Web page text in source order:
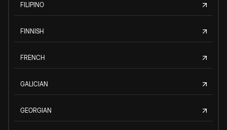
FILIPINO
FINNISH
FRENCH
GALICIAN
GEORGIAN